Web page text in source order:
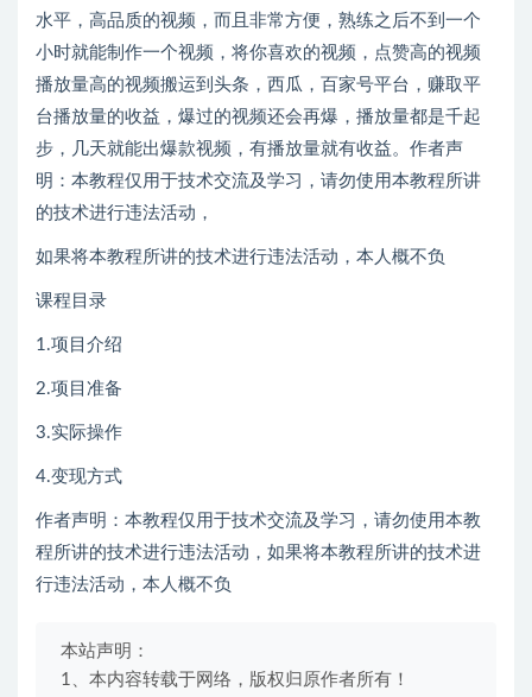
水平，高品质的视频，而且非常方便，熟练之后不到一个
小时就能制作一个视频，将你喜欢的视频，点赞⾼的视频
播放量⾼的视频搬运到头条，⻄⽠，百家号平台，赚取平
台播放量的收益，爆过的视频还会再爆，播放量都是千起
步，⼏天就能出爆款视频，有播放量就有收益。作者声
明：本教程仅用于技术交流及学习，请勿使用本教程所讲
的技术进行违法活动，
如果将本教程所讲的技术进行违法活动，本人概不负
课程目录
1.项目介绍
2.项目准备
3.实际操作
4.变现方式
作者声明：本教程仅用于技术交流及学习，请勿使用本教
程所讲的技术进行违法活动，如果将本教程所讲的技术进
行违法活动，本人概不负
本站声明：
1、本内容转载于网络，版权归原作者所有！